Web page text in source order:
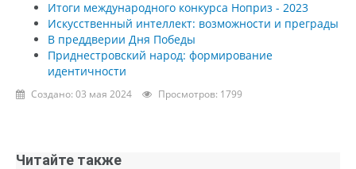
Итоги международного конкурса Ноприз - 2023
Искусственный интеллект: возможности и преграды
В преддверии Дня Победы
Приднестровский народ: формирование
идентичности
Создано: 03 мая 2024 Просмотров: 1799
Читайте также